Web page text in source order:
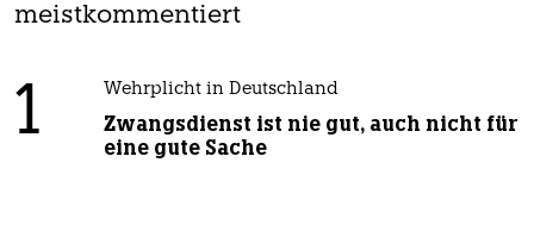
meistkommentiert
1 Wehrplicht in Deutschland
Zwangsdienst ist nie gut, auch nicht für
eine gute Sache